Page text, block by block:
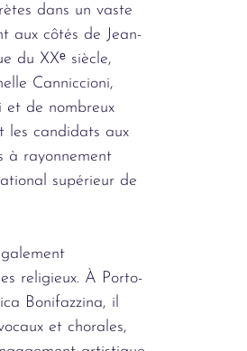
dans un vaste
aux côtés de Jean-
du XXᵉ siècle,
Canniccioni,
de nombreux
les candidats aux
à rayonnement
supérieur de
religieux. À Porto-
Bonifazzina, il
et chorales,